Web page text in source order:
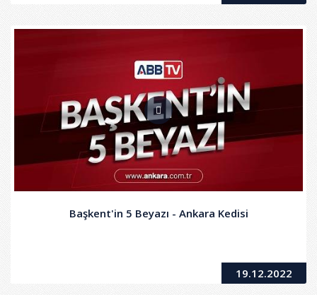
Başkent'in 5 Beyazı - Ankara Kedisi
19.12.2022